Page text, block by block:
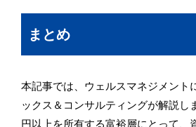
まとめ
本記事では、ウェルスマネジメント
ックス＆コンサルティングが解説し
円以上を所有する富裕層にとって、